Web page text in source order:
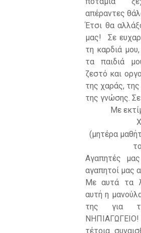
απέραντες
Έτσι θα
μας! Σε
τη καρδιά
τα παιδιά
ζεστό και
της χαράς, της
της γνώσης.
Με
(μητέρα
Αγαπητές
αγαπητοί μας
Με αυτά τα
αυτή η
της για
τέτοια